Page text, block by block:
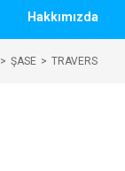
Hakkımızda
ŞASE TRAVERS